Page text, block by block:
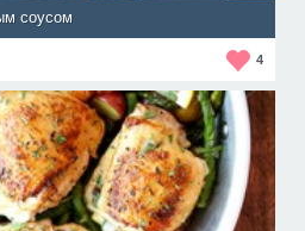
соусом
4